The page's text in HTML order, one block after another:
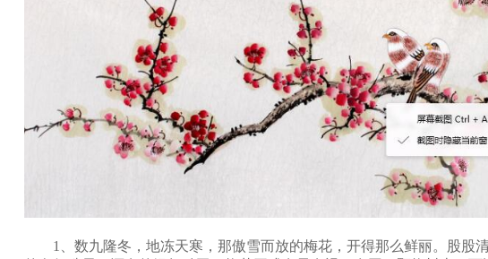
1、数九隆冬，地冻天寒，那傲雪而放的梅花，开得那么鲜丽。股股